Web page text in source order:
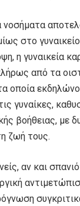
νοσήματα
στο
η γυναικεία
από τα
οποία
γυναίκες,
βοήθειας, με
ζωή τους.
αν και